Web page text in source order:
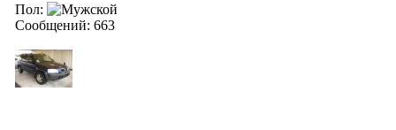
Пол:
Сообщений: 663